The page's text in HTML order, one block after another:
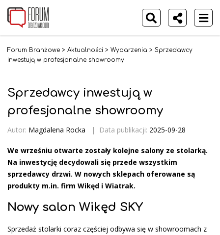
Forum Branżowe > Aktualności > Wydarzenia > Sprzedawcy
inwestują w profesjonalne showroomy
Sprzedawcy inwestują w
profesjonalne showroomy
Autor: Magdalena Rocka | Data publikacji: 2025-09-28
We wrześniu otwarte zostały kolejne salony ze stolarką.
Na inwestycję decydowali się przede wszystkim
sprzedawcy drzwi. W nowych sklepach oferowane są
produkty m.in. firm Wikęd i Wiatrak.
Nowy salon Wikęd SKY
Sprzedaż stolarki coraz częściej odbywa się w showroomach z